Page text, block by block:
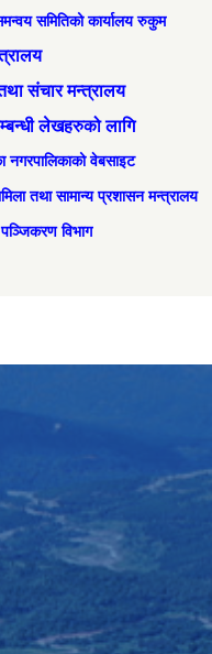
समितिको कार्यालय रुकुम
संचार मन्त्रालय
लेखहरुको लागि
नगरपालिकाको वेबसाइट
तथा सामान्‍य प्रशासन मन्त्रालय
विभाग